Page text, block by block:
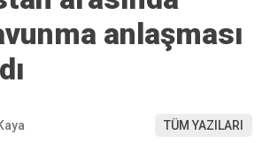
anlaşması
TÜM YAZILARI